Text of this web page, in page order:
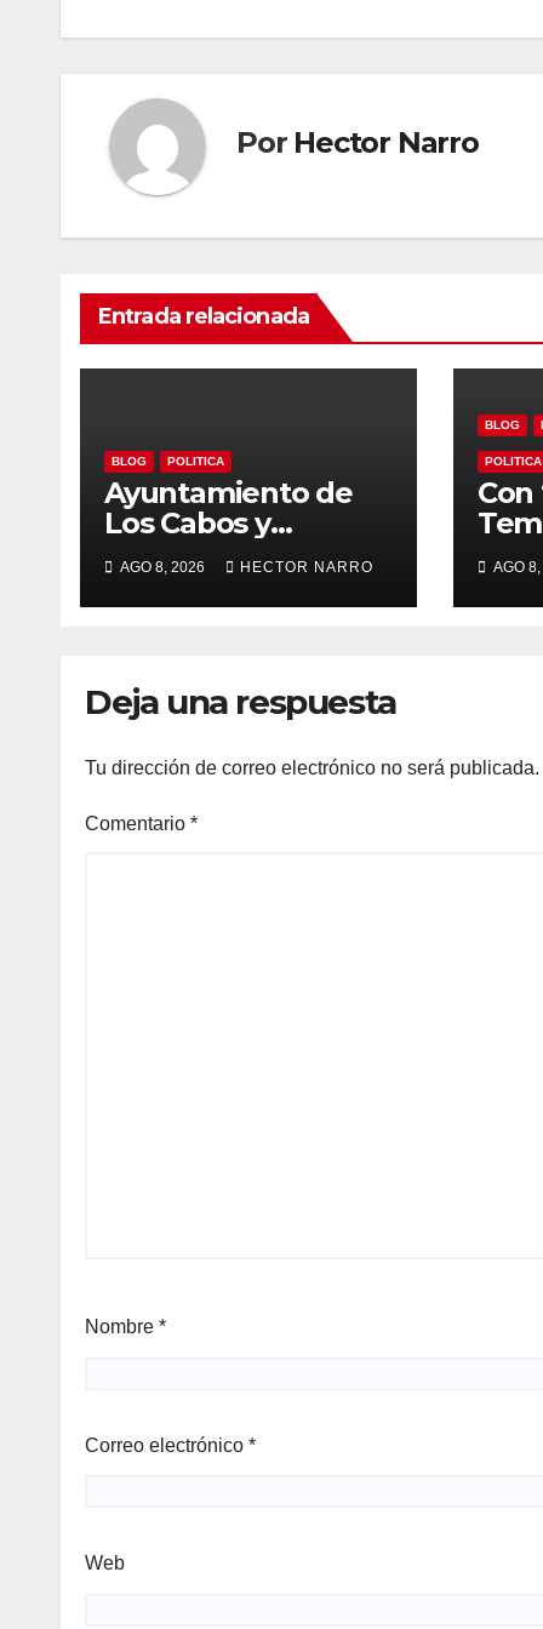
entradas
Por Hector Narro
Entrada relacionada
BLOG POLITICA
Ayuntamiento de
Los Cabos y
organizadores de
Bisbee’s coordinan
acciones para
AGO 8, 2026 HECTOR NARRO
BLOG
POLITICA
Con
Los
AGO
Deja una respuesta
Tu dirección de correo electrónico no será publicada.
Comentario *
Nombre *
Correo electrónico *
Web